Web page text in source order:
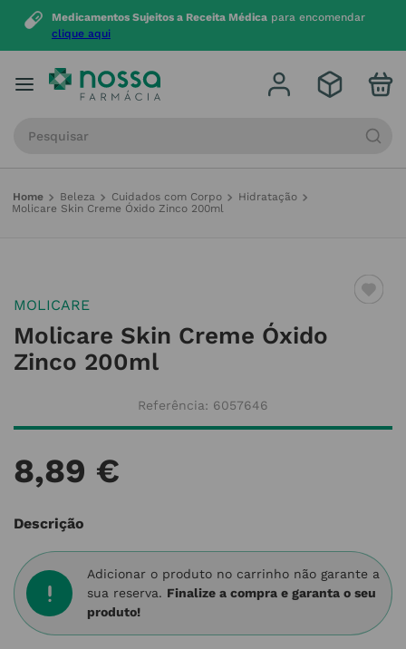
Medicamentos Sujeitos a Receita Médica para encomendar
clique aqui
Beleza Cuidados com Corpo
Hidratação
Molicare Skin Creme Óxido Zinco 200ml
MOLICARE
Molicare Skin Creme Óxido
Zinco 200ml
Referência: 6057646
8,89 €
Descrição
Adicionar o produto no carrinho não garante a
sua reserva. Finalize a compra e garanta o seu
produto!